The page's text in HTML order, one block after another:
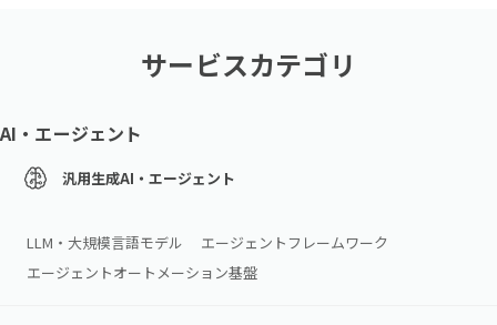
サービスカテゴリ
AI・エージェント
汎用生成AI・エージェント
LLM・大規模言語モデル
エージェントフレームワーク
エージェントオートメーション基盤